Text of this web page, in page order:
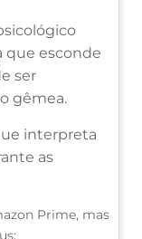
que esconde
ser
gêmea.
interpreta
as
Prime, mas